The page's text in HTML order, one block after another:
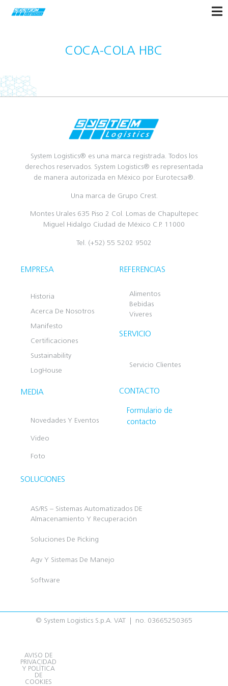
COCA-COLA HBC
System Logistics® es una marca registrada. Todos los
derechos reservados. System Logistics® es representada
de manera autorizada en México por Eurotecsa®.
Una marca de Grupo Crest.
Montes Urales 635 Piso 2 Col. Lomas de Chapultepec
Miguel Hidalgo Ciudad de México C.P. 11000
Tel. (+52) 55 5202 9502
EMPRESA
Historia
Acerca De Nosotros
Manifesto
Certificaciones
Sustainability
LogHouse
MEDIA
Novedades Y Eventos
Video
Foto
REFERENCIAS
Alimentos
Bebidas
Viveres
SERVICIO
Servicio Clientes
CONTACTO
Formulario de
contacto
SOLUCIONES
AS/RS – Sistemas Automatizados DE
Almacenamiento Y Recuperación
Soluciones De Picking
Agv Y Sistemas De Manejo
Software
© System Logistics S.p.A. VAT | no. 03665250365
AVISO DE
PRIVACIDAD
Y POLÍTICA
DE
COOKIES